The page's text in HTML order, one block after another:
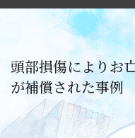
頭部損傷によりお
が補償された事例